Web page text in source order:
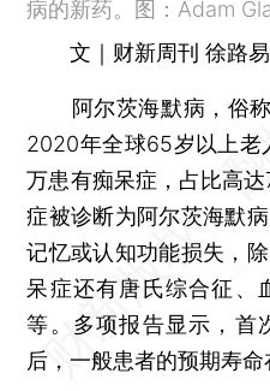
病的新药。图：Adam
文｜财新周刊 徐路
阿尔茨海默病，俗称“
2020年全球65岁以上老
万患有痴呆症，占比高
症被诊断为阿尔茨海默
记忆或认知功能损失，
呆症还有唐氏综合征、
等。多项报告显示，首
后，一般患者的预期寿